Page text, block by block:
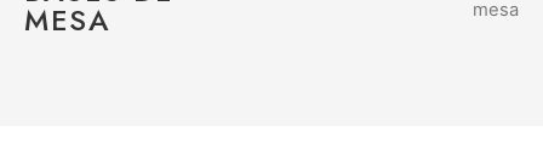
MESA
mesa